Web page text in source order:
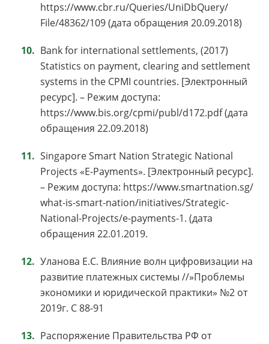
https://www.cbr.ru/Queries/UniDbQuery/
File/48362/109 (дата обращения 20.09.2018)
Bank for international settlements, (2017)
Statistics on payment, clearing and settlement
systems in the CPMI countries. [Электронный
ресурс]. – Режим доступа:
https://www.bis.org/cpmi/publ/d172.pdf (дата
обращения 22.09.2018)
Singapore Smart Nation Strategic National
Projects «E-Payments». [Электронный ресурс].
– Режим доступа: https://www.smartnation.sg/
what-is-smart-nation/initiatives/Strategic-
National-Projects/e-payments-1. (дата
обращения 22.01.2019.
Уланова Е.С. Влияние волн цифровизации на
развитие платежных системы //»Проблемы
экономики и юридической практики» №2 от
2019г. С 88-91
Распоряжение Правительства РФ от